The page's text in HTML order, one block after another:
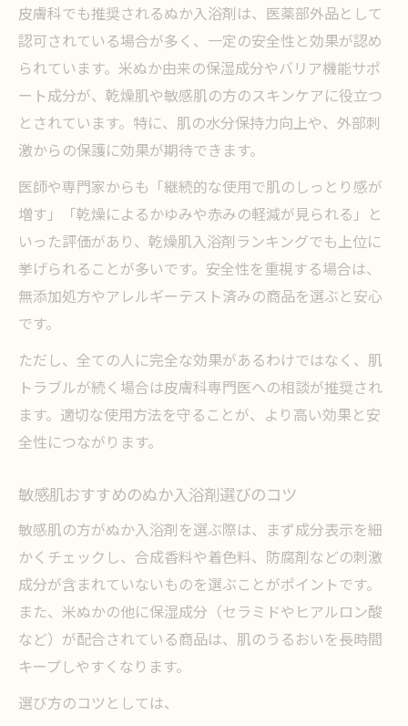
皮膚科でも推奨されるぬか入浴剤は、医薬部外品として
認可されている場合が多く、一定の安全性と効果が認め
られています。米ぬか由来の保湿成分やバリア機能サポ
ート成分が、乾燥肌や敏感肌の方のスキンケアに役立つ
とされています。特に、肌の水分保持力向上や、外部刺
激からの保護に効果が期待できます。
医師や専門家からも「継続的な使用で肌のしっとり感が
増す」「乾燥によるかゆみや赤みの軽減が見られる」と
いった評価があり、乾燥肌入浴剤ランキングでも上位に
挙げられることが多いです。安全性を重視する場合は、
無添加処方やアレルギーテスト済みの商品を選ぶと安心
です。
ただし、全ての人に完全な効果があるわけではなく、肌
トラブルが続く場合は皮膚科専門医への相談が推奨され
ます。適切な使用方法を守ることが、より高い効果と安
全性につながります。
敏感肌おすすめのぬか入浴剤選びのコツ
敏感肌の方がぬか入浴剤を選ぶ際は、まず成分表示を細
かくチェックし、合成香料や着色料、防腐剤などの刺激
成分が含まれていないものを選ぶことがポイントです。
また、米ぬかの他に保湿成分（セラミドやヒアルロン酸
など）が配合されている商品は、肌のうるおいを長時間
キープしやすくなります。
選び方のコツとしては、